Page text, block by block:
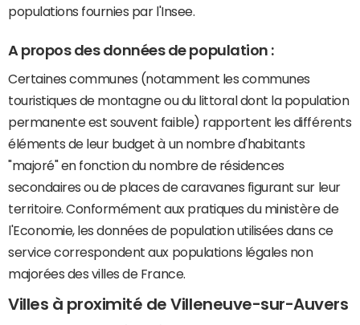
populations fournies par l'Insee.
A propos des données de population :
Certaines communes (notamment les communes
touristiques de montagne ou du littoral dont la population
permanente est souvent faible) rapportent les différents
éléments de leur budget à un nombre d'habitants
"majoré" en fonction du nombre de résidences
secondaires ou de places de caravanes figurant sur leur
territoire. Conformément aux pratiques du ministère de
l'Economie, les données de population utilisées dans ce
service correspondent aux populations légales non
majorées des villes de France.
Villes à proximité de Villeneuve-sur-Auvers